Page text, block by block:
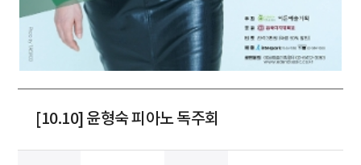
[10.10] 윤형숙 피아노 독주회